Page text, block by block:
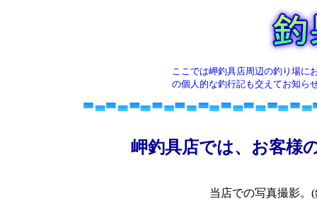
ここでは岬釣具店周辺の釣り場に
の個人的な釣行記も交えてお知ら
岬釣具店では、お客様
当店での写真撮影。